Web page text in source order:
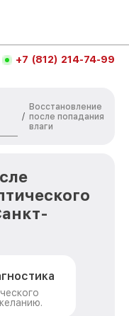
+7 (812) 214-74-99
/
Восстановление
после попадания
влаги